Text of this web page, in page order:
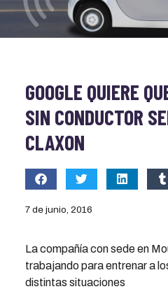
GOOGLE QUIERE
SIN CONDUCTOR
CLAXON
7 de junio, 2016
La compañía con sede en
trabajando para entrenar a
distintas situaciones